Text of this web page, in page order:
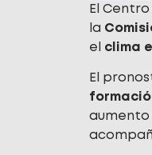
El
la
el clima
El
aumento